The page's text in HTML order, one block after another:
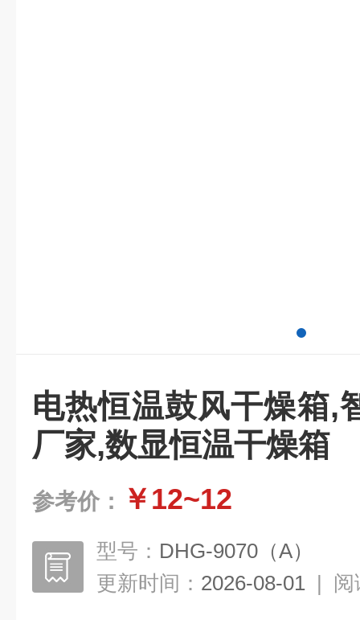
电热恒温鼓风干燥箱,
厂家,数显恒温干燥箱
参考价： ￥12~12
型号： DHG-9070（A）
更新时间： 2026-08-01 | 阅